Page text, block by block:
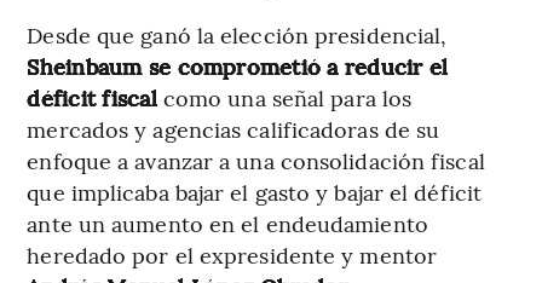
Desde que ganó la elección presidencial,
Sheinbaum se comprometió a reducir el
déficit fiscalcomo una señal para los
mercados y agencias calificadoras de su
enfoque a avanzar a una consolidación fiscal
que implicaba bajar el gasto y bajar el déficit
ante un aumento en el endeudamiento
heredado por el expresidente y mentor